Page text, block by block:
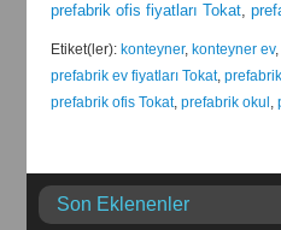
prefabrik ofis fiyatları Tokat,
Etiket(ler): konteyner, konteyner ev,
prefabrik ev fiyatları Tokat,
prefabrik ofis Tokat, prefabrik okul ,
Son Eklenenler